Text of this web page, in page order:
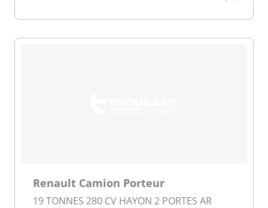
Renault Camion Porteur
19 TONNES 280 CV HAYON 2 PORTES AR